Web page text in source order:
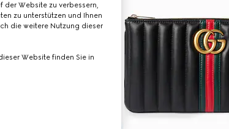
Website zu verbessern,
zu unterstützen und Ihnen
die weitere Nutzung dieser
Website finden Sie in